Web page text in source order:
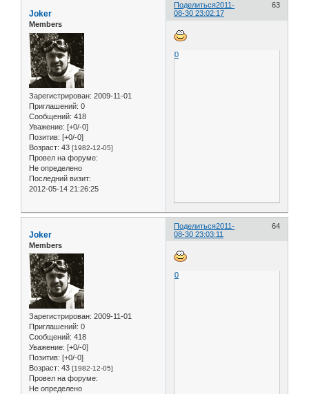
Поделиться 63
2011-
08-30 23:02:17
Joker
Members
Зарегистрирован: 2009-11-01
Приглашений: 0
Сообщений: 418
Уважение: [+0/-0]
Позитив: [+0/-0]
Возраст: 43 [1982-12-05]
Провел на форуме:
Не определено
Последний визит:
2012-05-14 21:26:25
0
Поделиться 64
2011-
08-30 23:03:11
Joker
Members
Зарегистрирован: 2009-11-01
Приглашений: 0
Сообщений: 418
Уважение: [+0/-0]
Позитив: [+0/-0]
Возраст: 43 [1982-12-05]
Провел на форуме:
Не определено
0